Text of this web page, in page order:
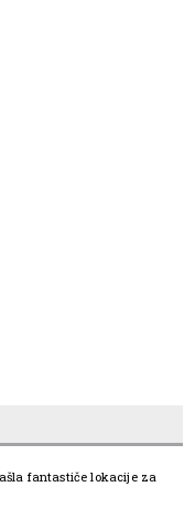
fantastiče lokacije za